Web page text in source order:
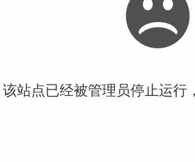
站点已经被管理员停止运行